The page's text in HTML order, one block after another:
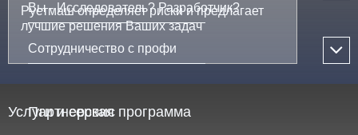
Рустмаш определяет риски и предлагает
лучшие решения Ваших задач
Услуги и сервис
Вы - Исследователь? Разработчик?
Сотрудничество с профи
Партнерская программа